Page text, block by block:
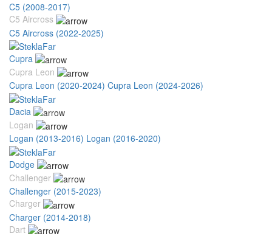
C5 (2008-2017)
C5 Aircross
C5 Aircross (2022-2025)
Cupra
Cupra Leon
Cupra Leon (2020-2024) Cupra Leon (2024-2026)
Dacia
Logan
Logan (2013-2016) Logan (2016-2020)
Dodge
Challenger
Challenger (2015-2023)
Charger
Charger (2014-2018)
Dart